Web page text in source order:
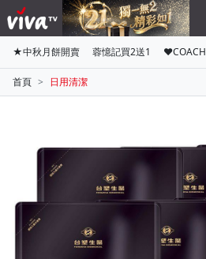
★中秋月餅開賣 蓉憶記買2送1 ♥COACH
首頁 日用清潔